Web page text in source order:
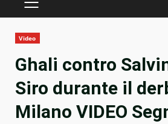
PRIMARY
Video
Ghali contro
Siro durante il
Milano VIDEO